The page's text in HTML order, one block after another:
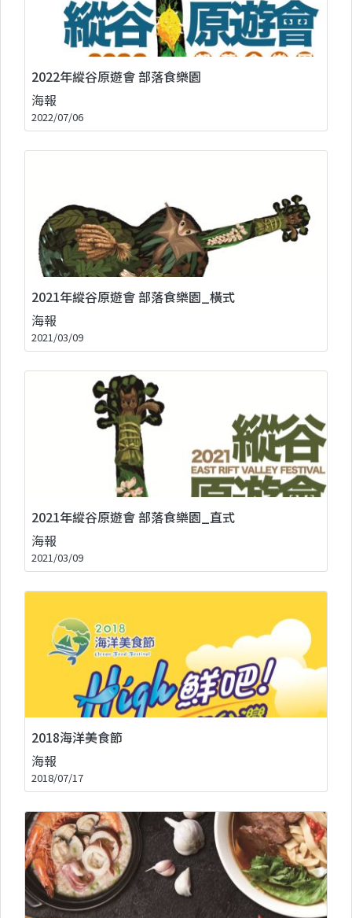
2022年縱谷原遊會 部落食樂園
海報
2022/07/06
2021年縱谷原遊會 部落食樂園_橫式
海報
2021/03/09
2021年縱谷原遊會 部落食樂園_直式
海報
2021/03/09
2018海洋美食節
海報
2018/07/17